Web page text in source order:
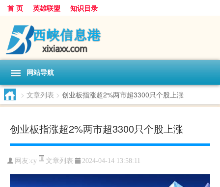
首 页 英雄联盟 知识目录
网站导航
> 文章列表 > 创业板指涨超2%两市超3300只个股上涨
创业板指涨超2%两市超3300只个股上涨
网友:cy 文章列表 2024-04-14 13:58:11